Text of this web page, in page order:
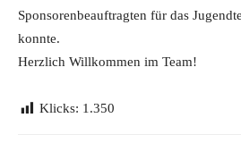
Sponsorenbeauftragten für das
konnte.
Herzlich Willkommen im Team!
Klicks: 1.350